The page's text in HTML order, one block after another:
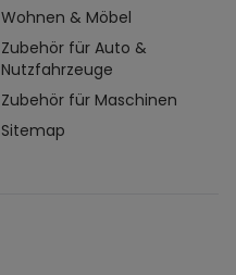
Wohnen & Möbel
Zubehör für Auto &
Nutzfahrzeuge
Zubehör für Maschinen
Sitemap